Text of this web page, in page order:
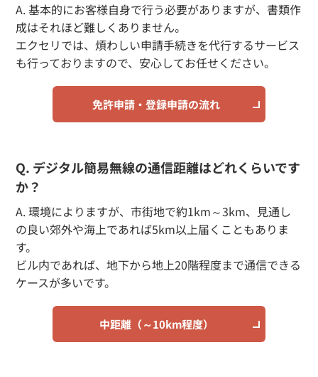
A. 基本的にお客様自身で行う必要がありますが、書類作
成はそれほど難しくありません。
エクセリでは、煩わしい申請手続きを代行するサービス
も行っておりますので、安心してお任せください。
免許申請・登録申請の流れ
Q. デジタル簡易無線の通信距離はどれくらいです
か？
A. 環境によりますが、市街地で約1km～3km、見通し
の良い郊外や海上であれば5km以上届くこともありま
す。
ビル内であれば、地下から地上20階程度まで通信できる
ケースが多いです。
中距離（～10km程度）